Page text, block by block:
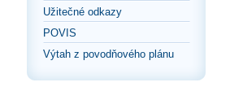
Užitečné odkazy
POVIS
Výtah z povodňového plánu